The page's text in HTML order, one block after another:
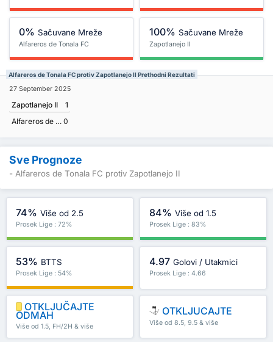
0% Sačuvane Mreže
Alfareros de Tonala FC
100% Sačuvane Mreže
Zapotlanejo II
Alfareros de Tonala FC protiv Zapotlanejo II Prethodni Rezultati
27 September 2025
Zapotlanejo II
1
Alfareros de Tonala FC 0
Sve Prognoze
- Alfareros de Tonala FC protiv Zapotlanejo II
74% Više od 2.5
Prosek Lige : 72%
84% Više od 1.5
Prosek Lige : 83%
53% BTTS
Prosek Lige : 54%
4.97 Golovi / Utakmici
Prosek Lige : 4.66
OTKLJUČAJTE
ODMAH
Više od 1.5, FH/2H & više
OTKLJUCAJTE
Više od 8.5, 9.5 & više